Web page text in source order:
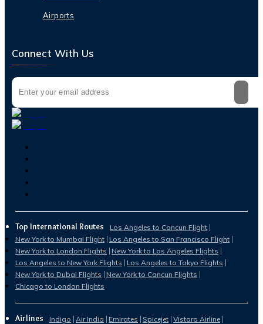
Airports
Connect With Us
Top International Routes
Los Angeles to Cancun Flight
New York to Mumbai Flight Los Angeles to San Francisco Flight
New York to London Flights New York to Los Angeles Flights
Los Angeles to New York Flights Los Angeles to Tokyo Flights
New York to Dubai Flights New York to Cancun Flights
Chicago to London Flights
Airlines Indigo Air India Emirates Spicejet Vistara Airline